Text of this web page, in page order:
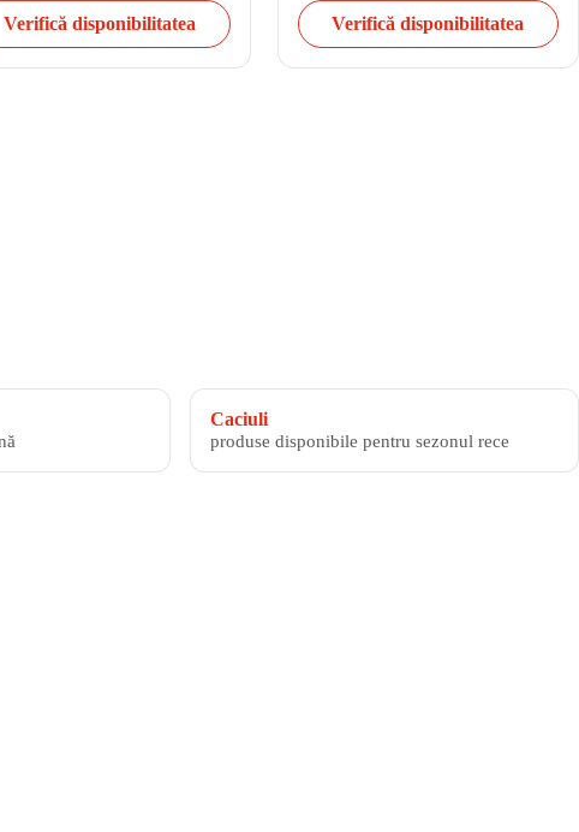
Verifică disponibilitatea
Verifică disponibilitatea
Caciuli
produse disponibile pentru sezonul rece